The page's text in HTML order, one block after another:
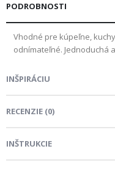
PODROBNOSTI
Vhodné pre kúpeľne,
odnímateľné. Jednoduchá
INŠPIRÁCIU
RECENZIE (0)
INŠTRUKCIE